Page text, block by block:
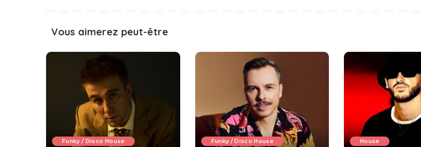
Vous aimerez peut-être
Funky / Disco House Funky / Disco House House